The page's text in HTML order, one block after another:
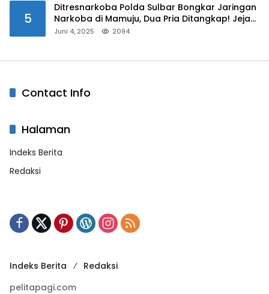
5
Ditresnarkoba Polda Sulbar Bongkar Jaringan
Narkoba di Mamuju, Dua Pria Ditangkap! Jejak
Juni 4, 2025 2094
Contact Info
Halaman
Indeks Berita
Redaksi
Indeks Berita
Redaksi
pelitapagi.com